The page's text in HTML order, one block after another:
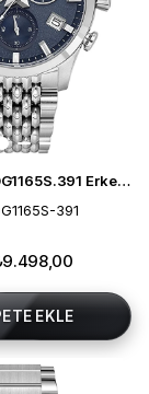
Quantum ADG1165S.391 Erkek Kol Saati
391
EKLE